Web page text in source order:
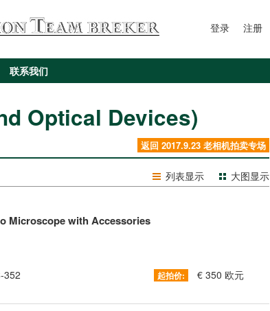
登录 注册
联系我们
Optical Devices)
返回 2017.9.23 老相机拍卖专场
列表显示 大图显示
Microscope with Accessories
352 起拍价: € 350 欧元